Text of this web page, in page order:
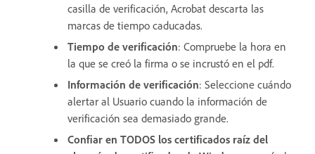
casilla de verificación, Acrobat descarta las
marcas de tiempo caducadas.
Tiempo de verificación: Compruebe la hora en
la que se creó la firma o se incrustó en el pdf.
Información de verificación: Seleccione cuándo
alertar al Usuario cuando la información de
verificación sea demasiado grande.
Confiar en TODOS los certificados raíz del